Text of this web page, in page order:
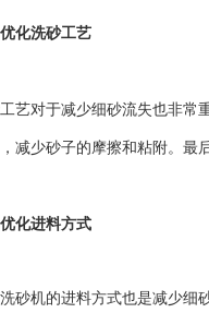
化洗砂工艺
对于减少细砂流失也非常重
减少砂子的摩擦和粘附。最
化进料方式
砂机的进料方式也是减少细